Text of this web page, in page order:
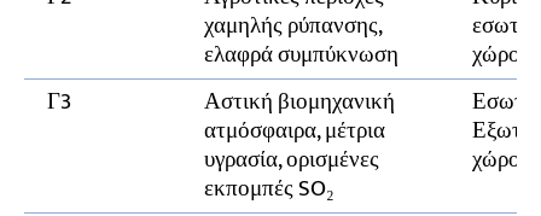
χαμηλής ρύπανσης,
ελαφρά συμπύκνωση
χώρους
Γ3
Αστική βιομηχανική
ατμόσφαιρα, μέτρια
υγρασία, ορισμένες
εκπομπές SO₂
χώρος